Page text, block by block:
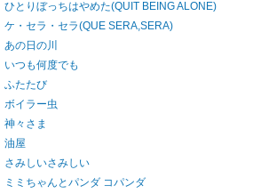
ひとりぼっちはやめた(QUIT BEING ALONE)
ケ・セラ・セラ(QUE SERA,SERA)
あの日の川
いつも何度でも
ふたたび
ボイラー虫
神々さま
油屋
さみしいさみしい
ミミちゃんとパンダ コパンダ